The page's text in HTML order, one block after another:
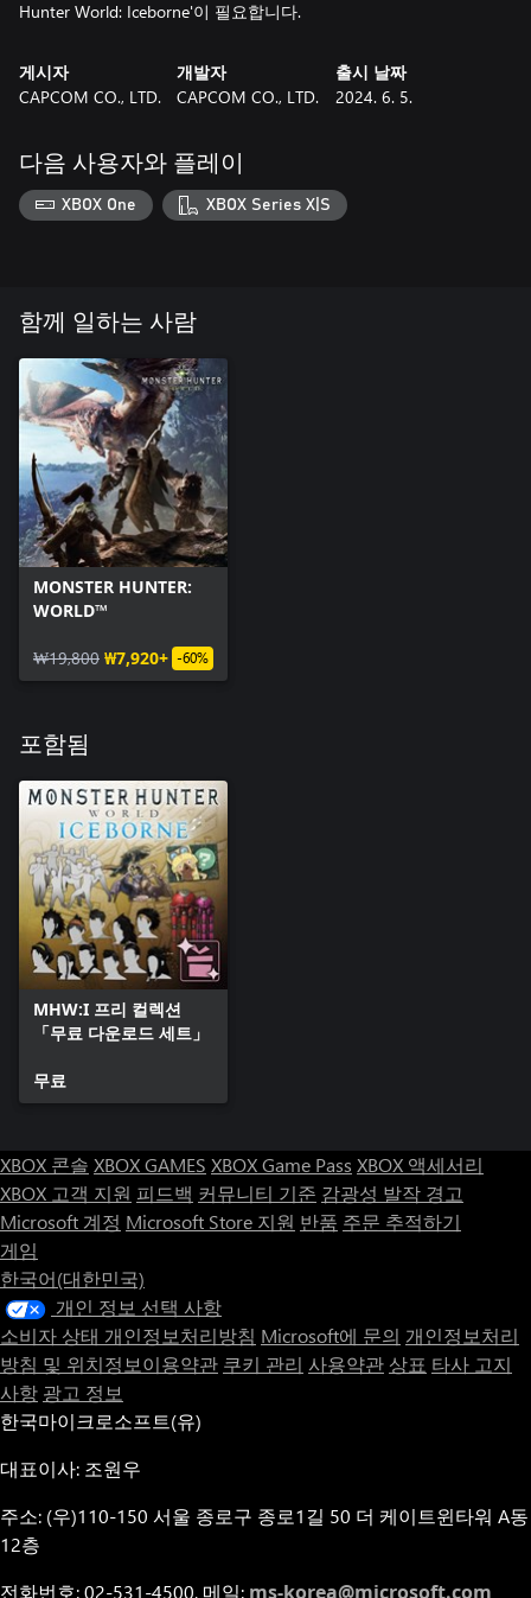
게시자
CAPCOM CO., LTD.
개발자
CAPCOM CO., LTD.
출시 날짜
2024. 6. 5.
다음 사용자와 플레이
XBOX One XBOX Series X|S
함께 일하는 사람
MONSTER HUNTER:
WORLD™
₩19,800 ₩7,920+ -60%
포함됨
MHW:I 프리 컬렉션
「무료 다운로드 세트」
무료
XBOX 콘솔 XBOX GAMES XBOX Game Pass XBOX 액세서리
XBOX 고객 지원 피드백 커뮤니티 기준 감광성 발작 경고
Microsoft 계정 Microsoft Store 지원 반품 주문 추적하기
게임
한국어(대한민국)
개인 정보 선택 사항
소비자 상태 개인정보처리방침 Microsoft에 문의 개인정보처리
방침 및 위치정보이용약관 쿠키 관리 사용약관 상표 타사 고지
사항 광고 정보
한국마이크로소프트(유)
대표이사: 조원우
주소: (우)110-150 서울 종로구 종로1길 50 더 케이트윈타워 A동
12층
전화번호: 02-531-4500, 메일: ms-korea@microsoft.com